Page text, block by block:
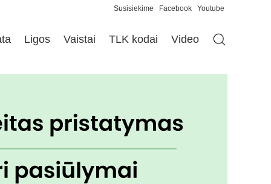
Susisiekime Facebook Youtube
Ligos Vaistai TLK kodai Video